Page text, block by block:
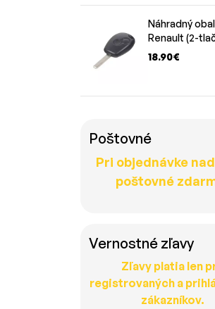
Náhradný
Renault (2-
18.90€
Poštovné
Pri objednávke nad
poštovné
Vernostné zľavy
Zľavy platia len
registrovaných a
zákazníkov.